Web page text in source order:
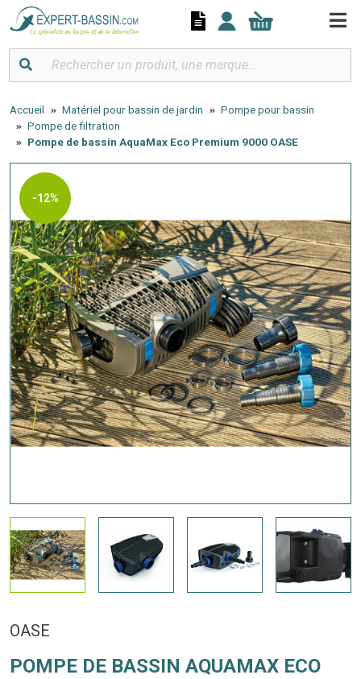
Accueil Matériel pour bassin de jardin
Pompe pour bassin
Pompe de filtration
Pompe de bassin AquaMax Eco Premium 9000 OASE
-12%
OASE
POMPE DE BASSIN AQUAMAX ECO
Panneau de gestion des cookies